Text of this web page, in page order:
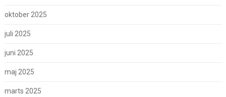
oktober 2025
juli 2025
juni 2025
maj 2025
marts 2025